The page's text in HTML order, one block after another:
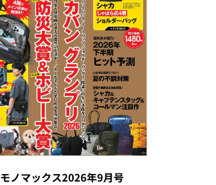
モノマックス2026年9月号